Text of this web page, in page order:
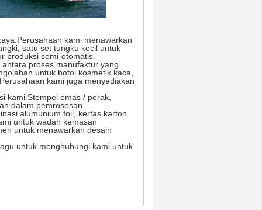
kami menawarkan
satu set tungku kecil untuk
produksi semi-otomatis.
proses manufaktur yang
untuk botol kosmetik kaca,
kami juga menyediakan
kami.Stempel emas / perak,
dalam pemrosesan
alumunium foil, kertas karton
untuk wadah kemasan
untuk menawarkan desain
untuk menghubungi kami untuk